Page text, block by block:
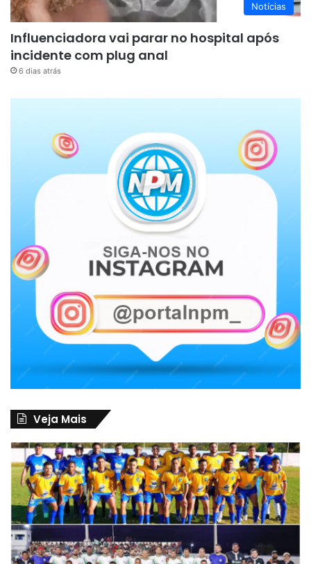
Notícias
Influenciadora vai parar no hospital após
incidente com plug anal
6 dias atrás
Veja Mais